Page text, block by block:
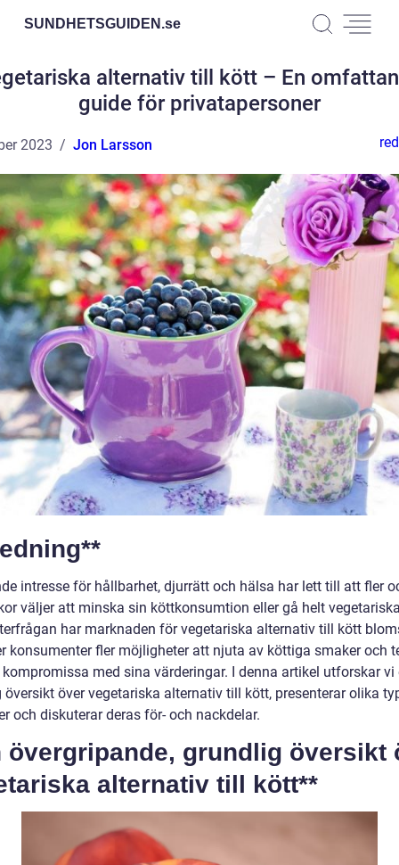
SUNDHETSGUIDEN.se
alternativ till kött – En
guide för privatapersoner
2023 Jon Larsson
intresse för hållbarhet, djurrätt och hälsa har lett till att fler
väljer att minska sin köttkonsumtion eller gå helt
har marknaden för vegetariska alternativ till kött
konsumenter fler möjligheter att njuta av köttiga smaker och
med sina värderingar. I denna artikel utforskar vi
översikt över vegetariska alternativ till kött, presenterar olika
och diskuterar deras för- och nackdelar.
övergripande, grundlig översikt
alternativ till kött**